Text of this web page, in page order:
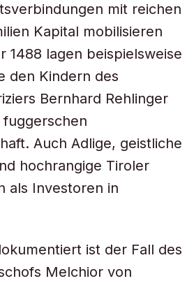
mit reichen
Kapital mobilisieren
1488 lagen beispielsweise
den Kindern des
Bernhard Rehlinger
Auch Adlige, geistliche
hochrangige Tiroler
als Investoren in
ist der Fall des
Melchior von